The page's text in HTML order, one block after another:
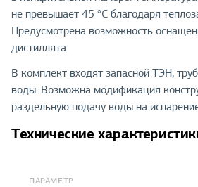
не превышает 45 °C благодаря
Предусмотрена возможность
дистиллята.
В комплект входят запасной ТЭН,
воды. Возможна модификация
раздельную подачу воды на
Технические
ПАРАМЕТР